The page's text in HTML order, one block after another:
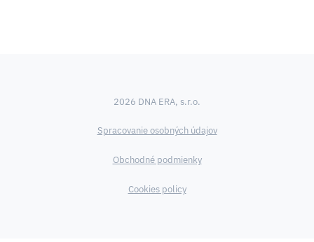
2026 DNA ERA, s.r.o.
Spracovanie osobných údajov
Obchodné podmienky
Cookies policy